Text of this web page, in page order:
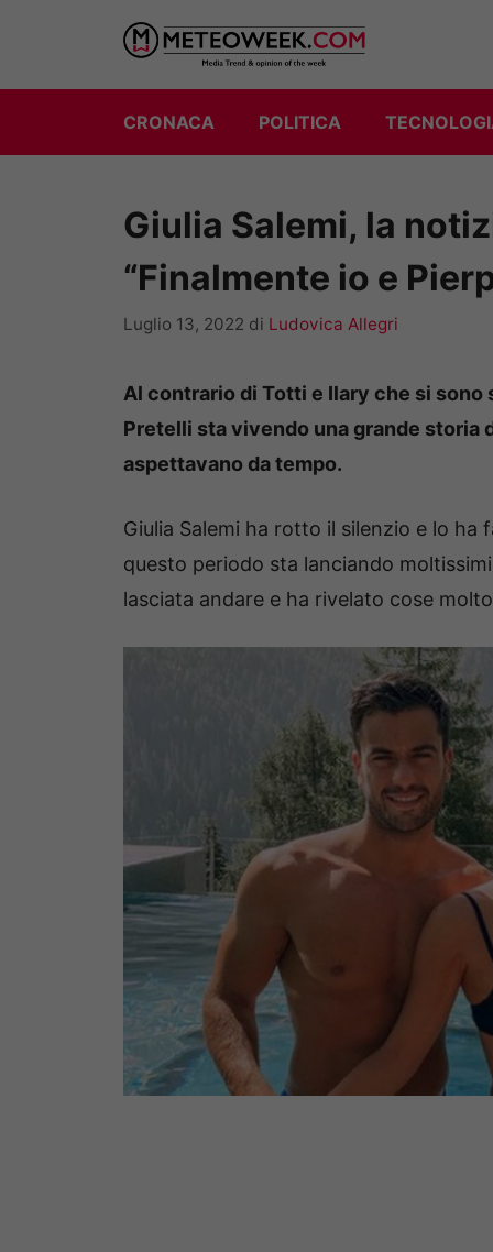
contenuto
CRONACA POLITICA
Giulia Salemi, la
“Finalmente io e
Luglio 13, 2022 di Ludovica Allegri
Al contrario di Totti e Ilary che si sono
Pretelli sta vivendo una grande storia
aspettavano da tempo.
Giulia Salemi ha rotto il silenzio e lo ha
questo periodo sta lanciando
lasciata andare e ha rivelato cose